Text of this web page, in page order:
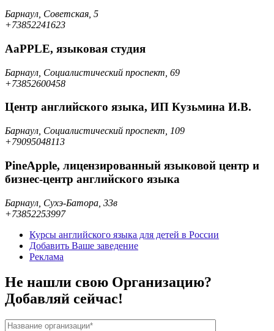
Барнаул, Советская, 5
+73852241623
AaPPLE, языковая студия
Барнаул, Социалистический проспект, 69
+73852600458
Центр английского языка, ИП Кузьмина И.В.
Барнаул, Социалистический проспект, 109
+79095048113
PineApple, лицензированный языковой центр и
бизнес-центр английского языка
Барнаул, Сухэ-Батора, 33в
+73852253997
Курсы английского языка для детей в России
Добавить Ваше заведение
Реклама
Не нашли свою Организацию?
Добавляй сейчас!